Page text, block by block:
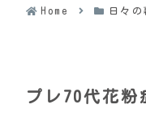
Home 日々の
プレ70代花粉